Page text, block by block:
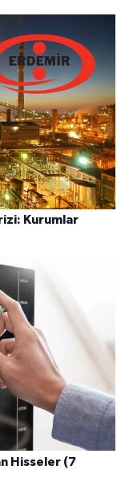
Kurumlar
Hisseler (7